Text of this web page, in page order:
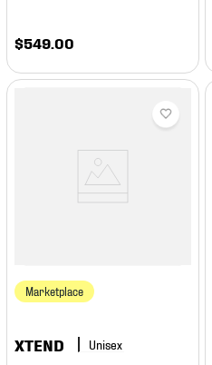
$549 .00
Marketplace
XTEND